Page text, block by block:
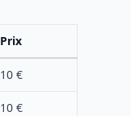
Prix
10 €
10 €